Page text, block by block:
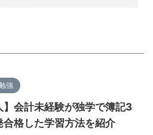
強
】会計未経験が独学で簿記3
合格した学習方法を紹介